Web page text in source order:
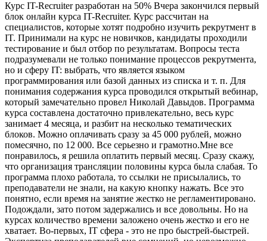
Курс IT-Recruiter разработан на 50% Вчера закончился первый
блок онлайн курса IT-Recruiter. Курс рассчитан на
специалистов, которые хотят подробно изучить рекрутмент в
IT. Принимали на курс не новичков, кандидаты проходили
тестирование и был отбор по результатам. Вопросы теста
подразумевали не только понимание процессов рекрутмента,
но и сферу IT: выбрать, что является языком
программирования или базой данных из списка и т. п. Для
понимания содержания курса проводился открытый вебинар,
который замечательно провел Николай Давыдов. Программа
курса составлена достаточно привлекательно, весь курс
занимает 4 месяца, и разбит на несколько тематических
блоков. Можно оплачивать сразу за 45 000 рублей, можно
помесячно, по 12 000. Все серьезно и грамотно.Мне все
понравилось, я решила оплатить первый месяц. Сразу скажу,
что организация трансляции половины курса была слабая. То
программа плохо работала, то ссылки не присылались, то
преподаватели не знали, на какую кнопку нажать. Все это
понятно, если время на занятие жестко не регламентировано.
Подождали, зато потом задержались и все довольны. Но на
курсах количество времени заложено очень жестко и его не
хватает. Во-первых, IT сфера - это не про быстрей-быстрей.